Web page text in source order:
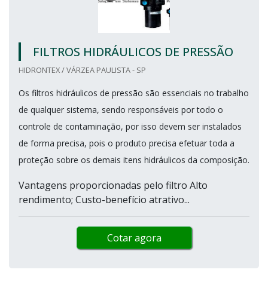
FILTROS HIDRÁULICOS DE PRESSÃO
HIDRONTEX / VÁRZEA PAULISTA - SP
Os filtros hidráulicos de pressão são essenciais no trabalho
de qualquer sistema, sendo responsáveis por todo o
controle de contaminação, por isso devem ser instalados
de forma precisa, pois o produto precisa efetuar toda a
proteção sobre os demais itens hidráulicos da composição.
Vantagens proporcionadas pelo filtro Alto
rendimento; Custo-benefício atrativo...
Cotar agora